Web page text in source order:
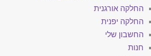
החלקה אורגנית
החלקה יפנית
החשבון שלי
חנות